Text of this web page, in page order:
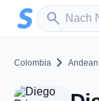
Zum Hauptinhalt
search
Sender
Colombia chevron_right